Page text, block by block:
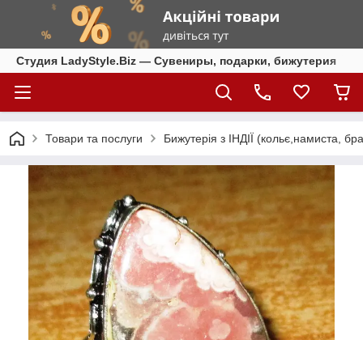
Студия LadyStyle.Biz — Сувениры, подарки, бижутерия
Товари та послуги Бижутерія з ІНДІЇ (кольє,намиста,